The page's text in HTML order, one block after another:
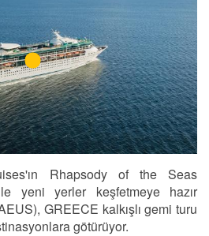
Rhapsody of the Seas
yeni yerler keşfetmeye hazır
GREECE kalkışlı gemi turu
götürüyor.